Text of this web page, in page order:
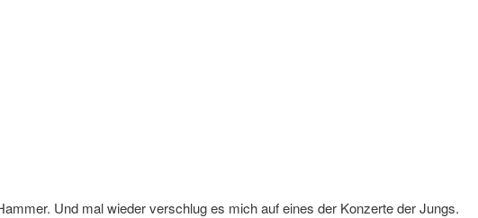
Und mal wieder verschlug es mich auf eines der Konzerte der Jungs.